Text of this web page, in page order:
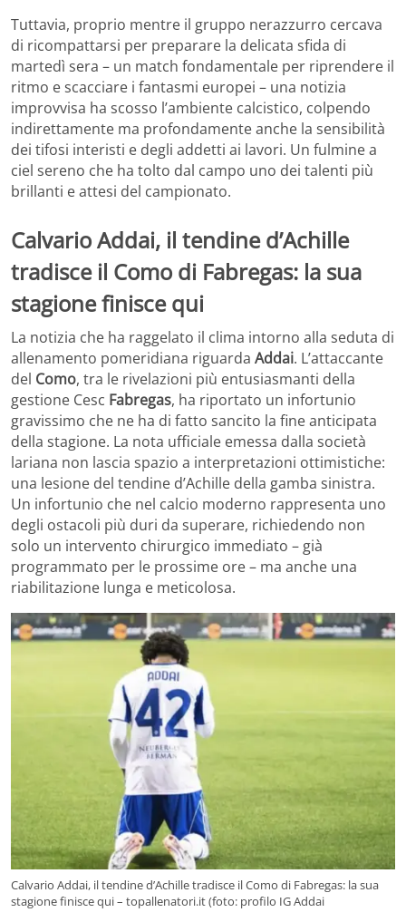
Tuttavia, proprio mentre il gruppo nerazzurro cercava
di ricompattarsi per preparare la delicata sfida di
martedì sera – un match fondamentale per riprendere il
ritmo e scacciare i fantasmi europei – una notizia
improvvisa ha scosso l’ambiente calcistico, colpendo
indirettamente ma profondamente anche la sensibilità
dei tifosi interisti e degli addetti ai lavori. Un fulmine a
ciel sereno che ha tolto dal campo uno dei talenti più
brillanti e attesi del campionato.
Calvario Addai, il tendine d’Achille
tradisce il Como di Fabregas: la sua
stagione finisce qui
La notizia che ha raggelato il clima intorno alla seduta di
allenamento pomeridiana riguarda Addai. L’attaccante
del Como, tra le rivelazioni più entusiasmanti della
gestione Cesc Fabregas, ha riportato un infortunio
gravissimo che ne ha di fatto sancito la fine anticipata
della stagione. La nota ufficiale emessa dalla società
lariana non lascia spazio a interpretazioni ottimistiche:
una lesione del tendine d’Achille della gamba sinistra.
Un infortunio che nel calcio moderno rappresenta uno
degli ostacoli più duri da superare, richiedendo non
solo un intervento chirurgico immediato – già
programmato per le prossime ore – ma anche una
riabilitazione lunga e meticolosa.
Calvario Addai, il tendine d’Achille tradisce il Como di Fabregas: la sua
stagione finisce qui – topallenatori.it (foto: profilo IG Addai